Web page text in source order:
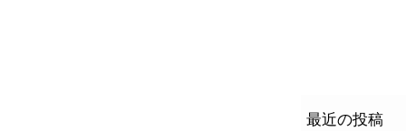
最近の投稿